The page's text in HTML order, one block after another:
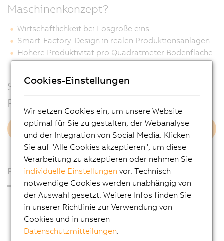
Maschinenkonzept?
Wirtschaftlichkeit bei Losgröße eins
Smart-Factory-Design in realen Produktionsanlagen
Höhere Produktivität pro Quadratmeter Bodenfläche
Sie erhalten das Whitepaper ohne
Registrierung!
» Jetzt herunterladen
Produkte
Industrie PCs
Visualisieren und Bedienen
Steuerungssysteme
Cookies-Einstellungen
Wir setzen Cookies ein, um unsere Website
optimal für Sie zu gestalten, der Webanalyse
und der Integration von Social Media. Klicken
Sie auf "Alle Cookies akzeptieren", um diese
Verarbeitung zu akzeptieren oder nehmen Sie
individuelle Einstellungen vor. Technisch
notwendige Cookies werden unabhängig von
der Auswahl gesetzt. Weitere Infos finden Sie
in unserer Richtlinie zur Verwendung von
Cookies und in unseren
Datenschutzmitteilungen.